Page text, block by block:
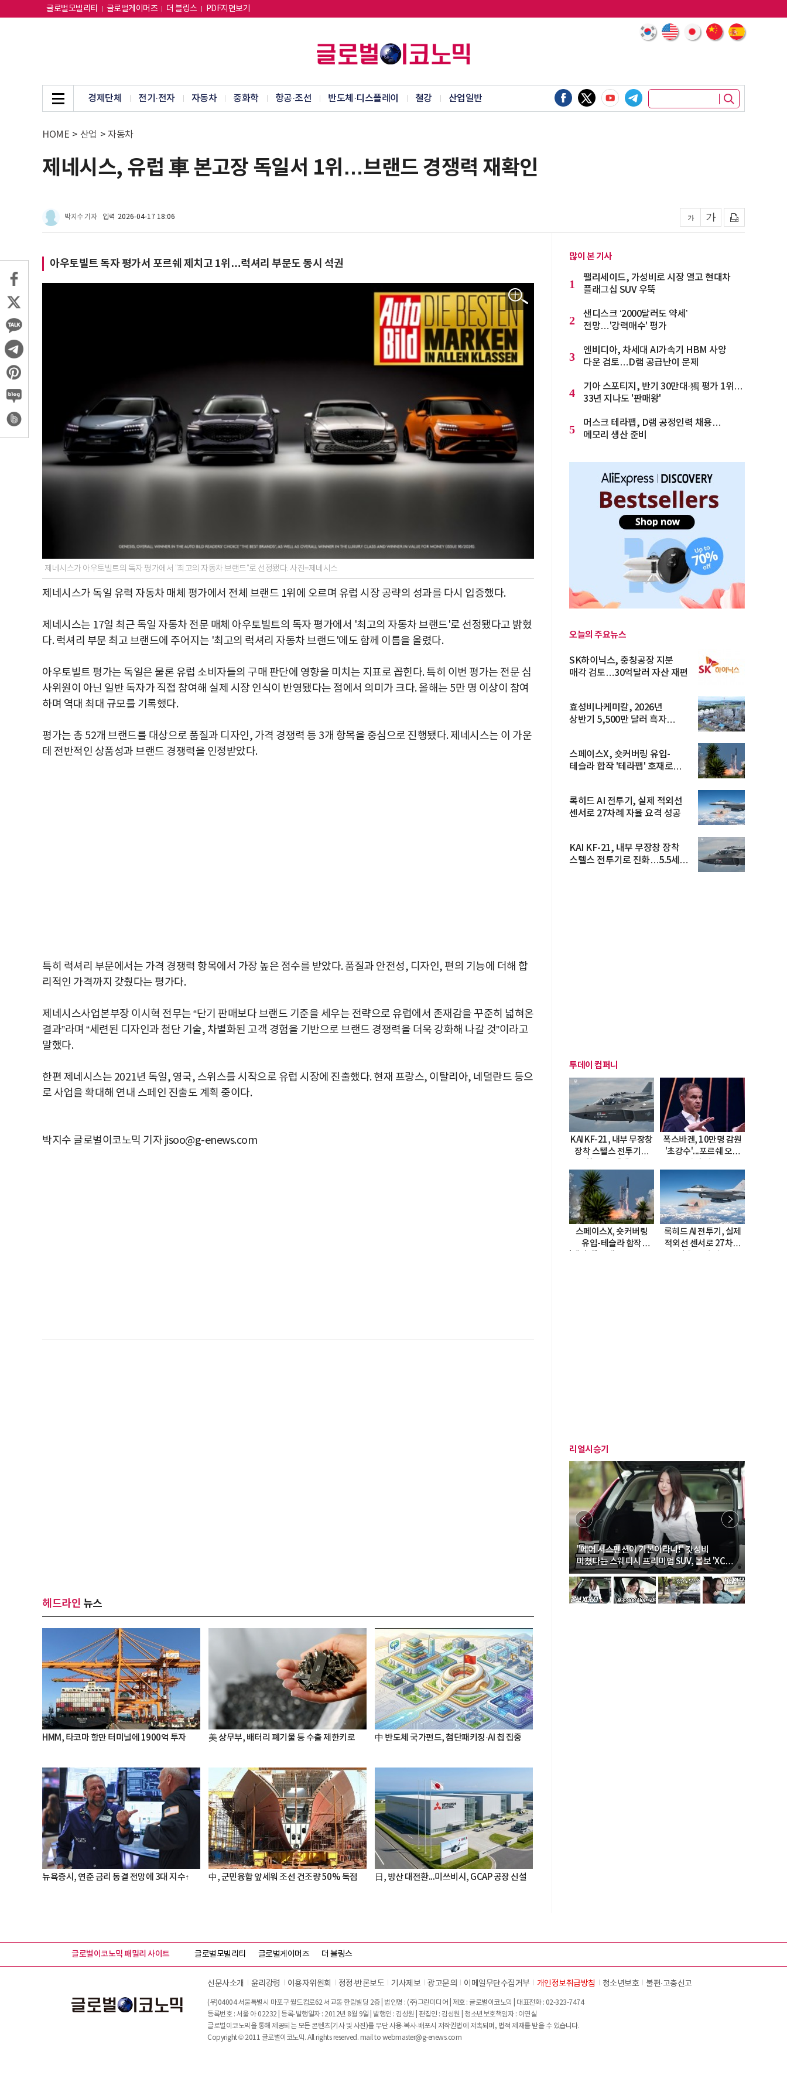
글로벌모빌리티 글로벌게이머즈 더 블링스 PDF지면보기
경제단체 전기·전자 자동차 중화학 항공·조선 반도체·디스플레이 철강 산업일반
HOME > 산업 > 자동차
제네시스, 유럽 車 본고장 독일서 1위…브랜드 경쟁력 재확인
박지수 기자 입력 2026-04-17 18:06
아우토빌트 독자 평가서 포르쉐 제치고 1위…럭셔리 부문도 동시 석권
제네시스가 아우토빌트의 독자 평가에서 "최고의 자동차 브랜드"로 선정됐다. 사진=제네시스
제네시스가 독일 유력 자동차 매체 평가에서 전체 브랜드 1위에 오르며 유럽 시장 공략의 성과를 다시 입증했다.
제네시스는 17일 최근 독일 자동차 전문 매체 아우토빌트의 독자 평가에서 '최고의 자동차 브랜드'로 선정됐다고 밝혔
다. 럭셔리 부문 최고 브랜드에 주어지는 '최고의 럭셔리 자동차 브랜드'에도 함께 이름을 올렸다.
아우토빌트 평가는 독일은 물론 유럽 소비자들의 구매 판단에 영향을 미치는 지표로 꼽힌다. 특히 이번 평가는 전문 심
사위원이 아닌 일반 독자가 직접 참여해 실제 시장 인식이 반영됐다는 점에서 의미가 크다. 올해는 5만 명 이상이 참여
하며 역대 최대 규모를 기록했다.
평가는 총 52개 브랜드를 대상으로 품질과 디자인, 가격 경쟁력 등 3개 항목을 중심으로 진행됐다. 제네시스는 이 가운
데 전반적인 상품성과 브랜드 경쟁력을 인정받았다.
특히 럭셔리 부문에서는 가격 경쟁력 항목에서 가장 높은 점수를 받았다. 품질과 안전성, 디자인, 편의 기능에 더해 합
리적인 가격까지 갖췄다는 평가다.
제네시스사업본부장 이시혁 전무는 “단기 판매보다 브랜드 기준을 세우는 전략으로 유럽에서 존재감을 꾸준히 넓혀온
결과”라며 “세련된 디자인과 첨단 기술, 차별화된 고객 경험을 기반으로 브랜드 경쟁력을 더욱 강화해 나갈 것”이라고
말했다.
한편 제네시스는 2021년 독일, 영국, 스위스를 시작으로 유럽 시장에 진출했다. 현재 프랑스, 이탈리아, 네덜란드 등으
로 사업을 확대해 연내 스페인 진출도 계획 중이다.
박지수 글로벌이코노믹 기자 jisoo@g-enews.com
헤드라인 뉴스
HMM, 타코마 항만 터미널에 1900억 투자 美 상무부, 배터리 폐기물 등 수출 제한키로 中 반도체 국가펀드, 첨단패키징·AI 칩 집중
뉴욕증시, 연준 금리 동결 전망에 3대 지수↑ 中, 군민융합 앞세워 조선 건조량 50% 독점 日, 방산 대전환...미쓰비시, GCAP 공장 신설
많이 본 기사
1
팰리세이드, 가성비로 시장 열고 현대차
플래그십 SUV 우뚝
2
샌디스크 ‘2000달러도 약세’
전망…'강력매수' 평가
3
엔비디아, 차세대 AI가속기 HBM 사양
다운 검토…D램 공급난이 문제
4
기아 스포티지, 반기 30만대·獨 평가 1위…
33년 지나도 '판매왕'
5
머스크 테라팹, D램 공정인력 채용…
메모리 생산 준비
오늘의 주요뉴스
SK하이닉스, 충칭공장 지분
매각 검토…30억달러 자산 재편
효성비나케미칼, 2026년
상반기 5,500만 달러 흑자
스페이스X, 숏커버링 유입-
테슬라 합작 '테라팹' 호재로
록히드 AI 전투기, 실제 적외선
센서로 27차례 자율 요격 성공
KAI KF-21, 내부 무장창 장착
스텔스 전투기로 진화…5.5세대
투데이 컴퍼니
KAI KF-21, 내부 무장창
장착 스텔스 전투기로
폭스바겐, 10만명 감원
'초강수'...포르쉐 오너
스페이스X, 숏커버링
유입-테슬라 합작
록히드 AI 전투기, 실제
적외선 센서로 27차례
리얼시승기
"에어 서스펜션이 기본이라니!" 갓성비
미쳤다는 스웨디시 프리미엄 SUV, 볼보 'XC60
B5 울트라'
글로벌이코노믹 패밀리 사이트 글로벌모빌리티 글로벌게이머즈 더 블링스
신문사소개 윤리강령 이용자위원회 정정∙반론보도 기사제보 광고문의 이메일무단수집거부 개인정보취급방침 청소년보호 불편∙고충신고
(우)04004 서울특별시 마포구 월드컵로62 서교동 한림빌딩 2층 | 법인명 : (주)그린미디어 | 제호 : 글로벌이코노믹 | 대표전화 : 02-323-7474
등록번호 : 서울 아 02232 | 등록·발행일자 : 2012년 8월 9일 | 발행인 : 김성원 | 편집인 : 김성원 | 청소년보호책임자 : 이연실
글로벌이코노믹을 통해 제공되는 모든 콘텐츠(기사 및 사진)를 무단 사용·복사·배포시 저작권법에 저촉되며, 법적 제재를 받을 수 있습니다.
Copyright © 2011 글로벌이코노믹. All rights reserved. mail to webmaster@g-enews.com